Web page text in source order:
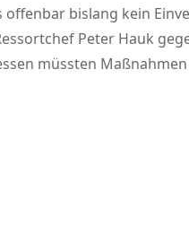
bislang kein
Peter Hauk
müssten